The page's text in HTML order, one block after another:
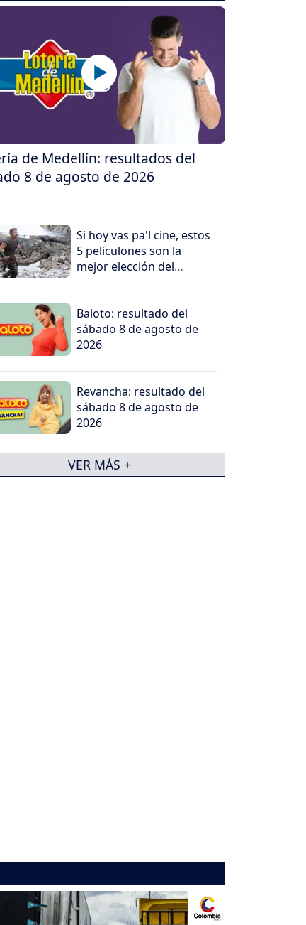
de Medellín: resultados del
8 de agosto de 2026
Si hoy vas pa'l cine, estos
5 peliculones son la
mejor elección del
Baloto: resultado del
sábado 8 de agosto de
2026
Revancha: resultado del
sábado 8 de agosto de
2026
VER MÁS +